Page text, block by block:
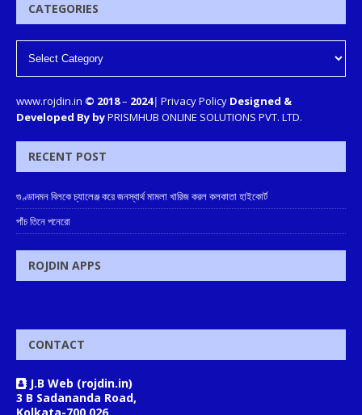
CATEGORIES
www.rojdin.in © 2018– 2024| Privacy Policy Designed &
Developed By byPRISMHUB ONLINE SOLUTIONS PVT. LTD.
RECENT POST
গুণ্ডাদমন বিলকে চ্যালেঞ্জ করে জনস্বার্থ মামলা খারিজ করল কলকাতা হাইকোর্ট
পাঁচ তিনে পনেরো
ROJDIN APPS
CONTACT
J.B Web (rojdin.in)
3 B Sadananda Road,